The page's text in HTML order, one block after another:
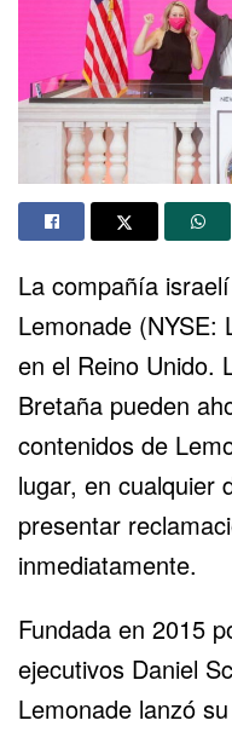
La compañía
Lemonade (NYSE:
en el Reino Unido.
Bretaña pueden
contenidos de
lugar, en cualquier
presentar
inmediatamente.
Fundada en 2015
ejecutivos Daniel
Lemonade lanzó